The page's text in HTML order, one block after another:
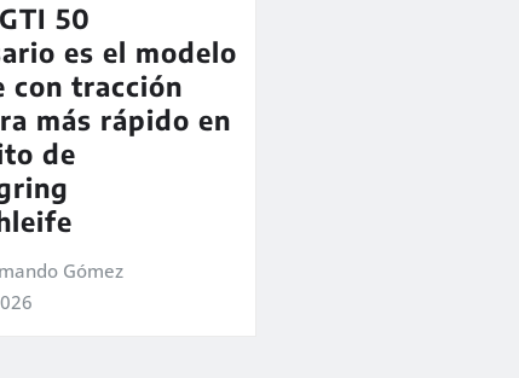
50
es el modelo
con tracción
más rápido en
de
Gómez